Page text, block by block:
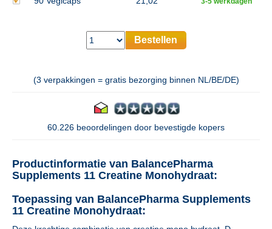
Bestellen
(3 verpakkingen = gratis bezorging binnen NL/BE/DE)
60.226 beoordelingen door bevestigde kopers
Productinformatie van BalancePharma
Supplements 11 Creatine Monohydraat:
Toepassing van BalancePharma Supplements
11 Creatine Monohydraat: